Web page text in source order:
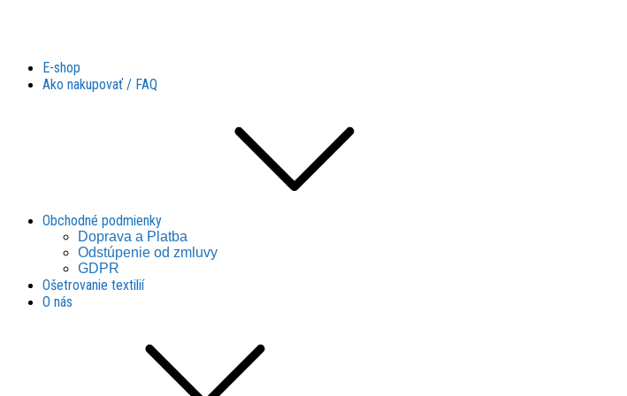
Látky Husár
Látky Husár
E-shop
Ako nakupovať / FAQ
Obchodné podmienky
Doprava a Platba
Odstúpenie od zmluvy
GDPR
Ošetrovanie textilií
O nás